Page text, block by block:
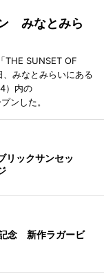
みなとみら
THE SUNSET OF
みなとみらいにある
）内の
ンした。
リックサンセッ
念 新作ラガービ